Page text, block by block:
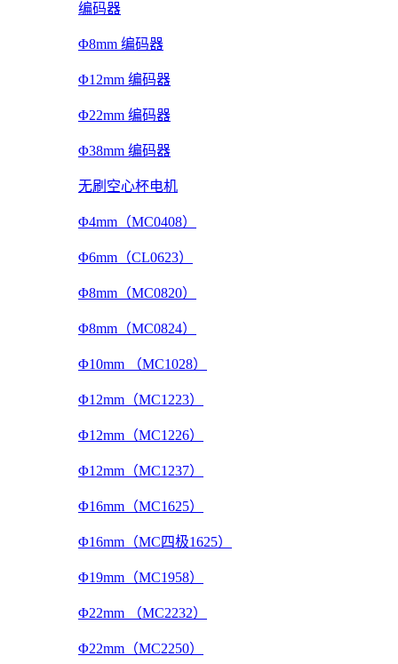
编码器
Φ8mm 编码器
Φ12mm 编码器
Φ22mm 编码器
Φ38mm 编码器
无刷空心杯电机
Φ4mm（MC0408）
Φ6mm（CL0623）
Φ8mm（MC0820）
Φ8mm（MC0824）
Φ10mm （MC1028）
Φ12mm（MC1223）
Φ12mm（MC1226）
Φ12mm（MC1237）
Φ16mm（MC1625）
Φ16mm（MC四极1625）
Φ19mm（MC1958）
Φ22mm （MC2232）
Φ22mm（MC2250）